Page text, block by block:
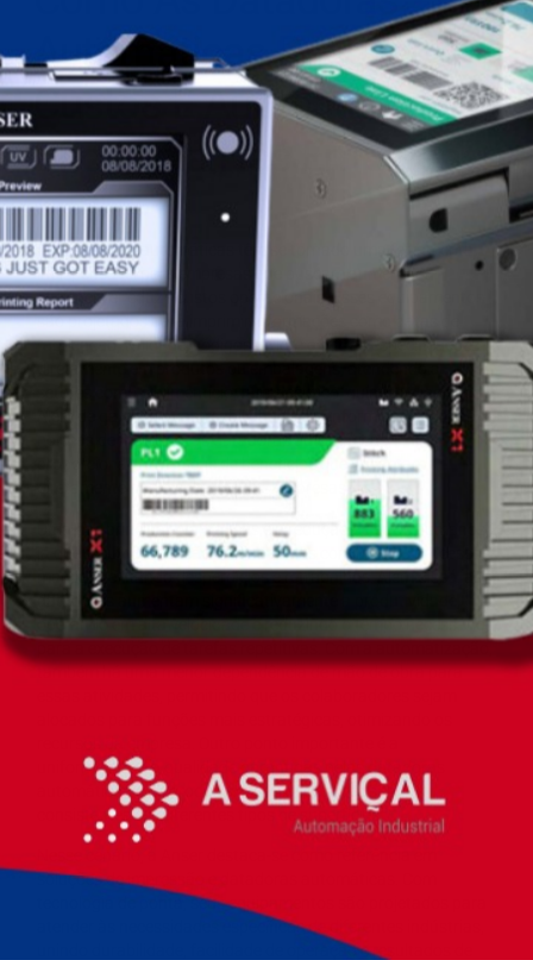
Automáticas Reduzem
Custos E Aumentam A
Eficiência Nas Empresas
As datadoras automáticas têm se tornado uma ferramenta
indispensável para empresas que buscam aumentar a
eficiência e reduzir custos operacionais. Esses equipamentos
são projetados para imprimir informações como datas de
fabricação, validade, códigos de lote e outras especificações
diretamente em produtos ou embalagens, atendendo a
setores como o alimentício, farmacêutico, químico e logístico.
Além de garantir a rastreabilidade e a conformidade com as
normas de mercado, as datadoras automáticas
proporcionam uma série de benefícios que impactam
diretamente nos resultados das empresas.
Uma das principais vantagens é a redução de erros humanos,
já que a automatização elimina falhas comuns nos processos
manuais, evitando desperdícios e retrabalhos. Além disso, as
datadoras aumentam significativamente a produtividade,
operando em alta velocidade e reduzindo o tempo necessário
também há uma menor dependência de mão de obra para
uniformidade e a qualidade garantidas pelas datadoras
automáticas, que produzem marcações precisas e
consistentes em diferentes tipos de superfícies.
soluções de impressão e datadoras automáticas. Com
tecnologia de ponta, seus equipamentos são projetados para
atender às necessidades específicas de diferentes indústrias,
unindo durabilidade, facilidade de operação e resultados de